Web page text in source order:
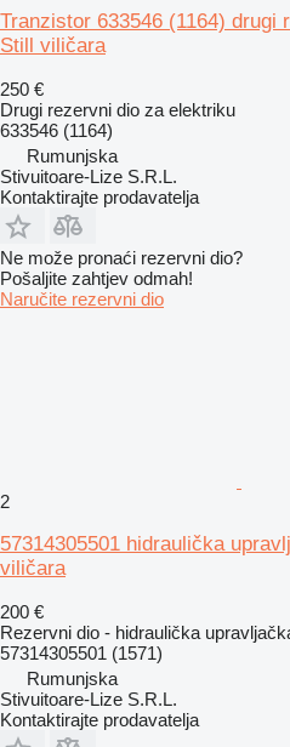
Tranzistor 633546 (1164)
Still viličara
250 €
Drugi rezervni dio za elektriku
633546 (1164)
Rumunjska
Stivuitoare-Lize S.R.L.
Kontaktirajte prodavatelja
Ne može pronaći rezervni dio?
Pošaljite zahtjev odmah!
Naručite rezervni dio
2
57314305501 hidraulička
viličara
200 €
Rezervni dio - hidraulička
57314305501 (1571)
Rumunjska
Stivuitoare-Lize S.R.L.
Kontaktirajte prodavatelja